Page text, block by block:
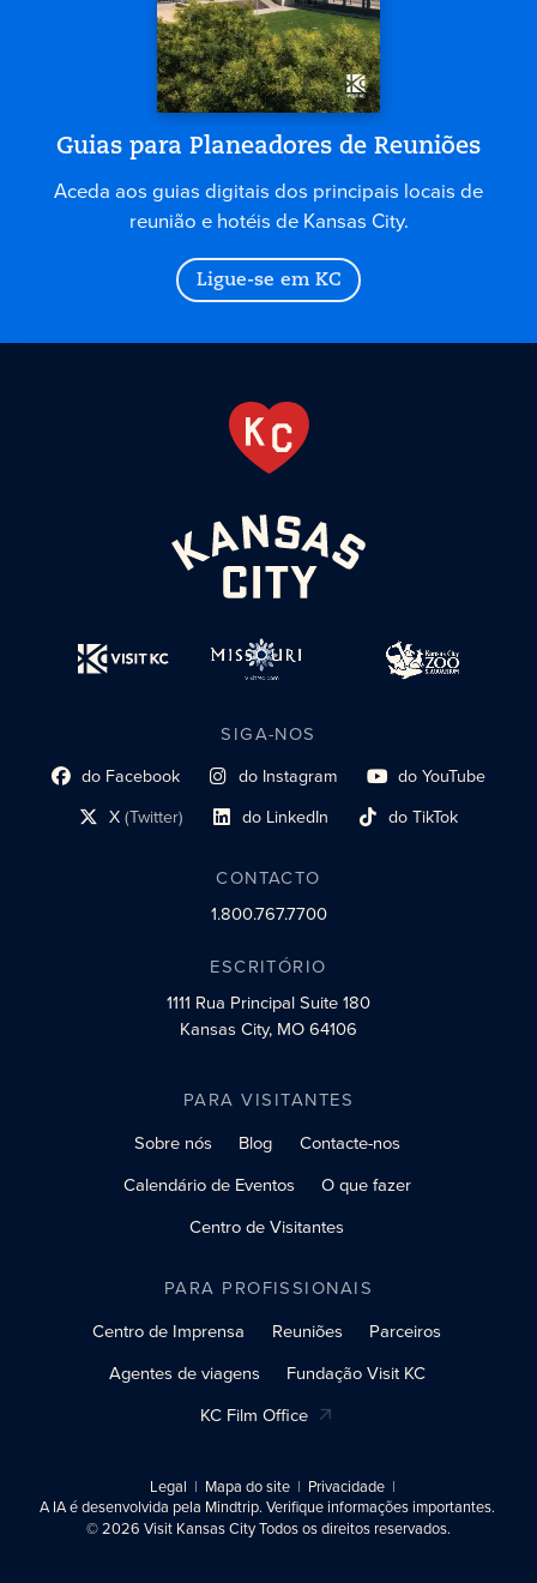
Guias para Planeadores de Reuniões
Aceda aos guias digitais dos principais locais de
reunião e hotéis de Kansas City.
Ligue-se em KC
SIGA-NOS
Link do perfil social
do Facebook Link do perfil social
do Instagram Link do perfil social
do YouTube
Link do perfil social
X(Twitter) Link do perfil social
do LinkedIn Link do perfil social
do TikTok
CONTACTO
1.800.767.7700
ESCRITÓRIO
1111 Rua PrincipalSuite 180
Kansas City, MO 64106
PARA VISITANTES
Sobre nós
Blog
Contacte-nos
Calendário de Eventos
O que fazer
Centro de Visitantes
PARA PROFISSIONAIS
Centro de Imprensa
Reuniões
Parceiros
Agentes de viagens
Fundação Visit KC
KC Film Office
Legal Mapa do site
Privacidade
A IA é desenvolvida pela Mindtrip. Verifique informações importantes.
© 2026 Visit Kansas City Todos os direitos reservados.